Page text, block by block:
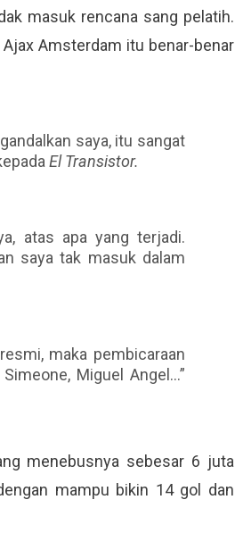
masuk rencana sang pelatih.
Ajax Amsterdam itu benar-benar
saya, itu sangat
El Transistor.
atas apa yang terjadi.
saya tak masuk dalam
maka pembicaraan
Miguel Angel…”
menebusnya sebesar 6 juta
mampu bikin 14 gol dan